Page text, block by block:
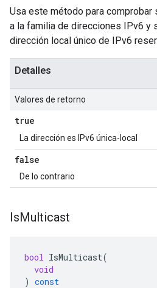
Usa este método para
a la familia de direcciones IPv6 y
dirección local único de IPv6
Detalles
Valores de retorno
true
La dirección es IPv6 única-local
false
De lo contrario
IsMulticast
bool IsMulticast(
void
) const